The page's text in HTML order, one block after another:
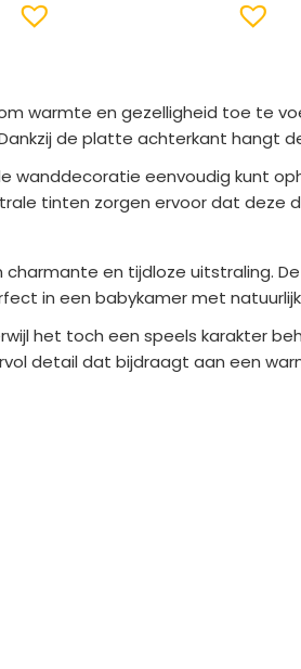
warmte en gezelligheid toe te
de platte achterkant hangt
wanddecoratie eenvoudig kunt
tinten zorgen ervoor dat deze
en tijdloze uitstraling.
in een babykamer met
het toch een speels karakter
detail dat bijdraagt aan een